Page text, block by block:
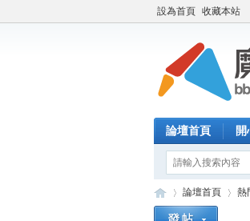
設為首頁 收藏本站
論壇首頁 開
論壇首頁 熱